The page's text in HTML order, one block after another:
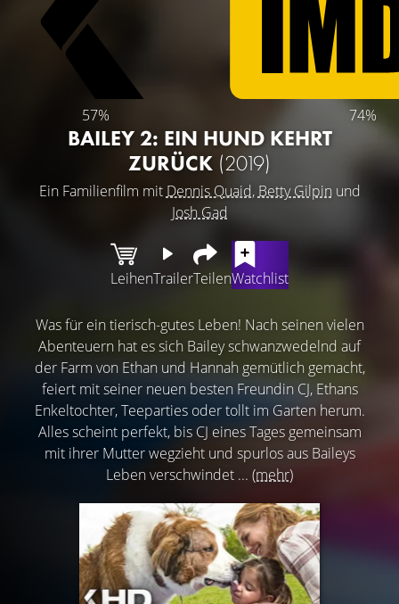
57% 74%
BAILEY 2: EIN HUND KEHRT
ZURÜCK (2019)
Ein Familienfilm mit Dennis Quaid, Betty Gilpin und
Josh Gad
LeihenTrailerTeilenWatchlist
Was für ein tierisch-gutes Leben! Nach seinen vielen
Abenteuern hat es sich Bailey schwanzwedelnd auf
der Farm von Ethan und Hannah gemütlich gemacht,
feiert mit seiner neuen besten Freundin CJ, Ethans
Enkeltochter, Teeparties oder tollt im Garten herum.
Alles scheint perfekt, bis CJ eines Tages gemeinsam
mit ihrer Mutter wegzieht und spurlos aus Baileys
Leben verschwindet ... (mehr)